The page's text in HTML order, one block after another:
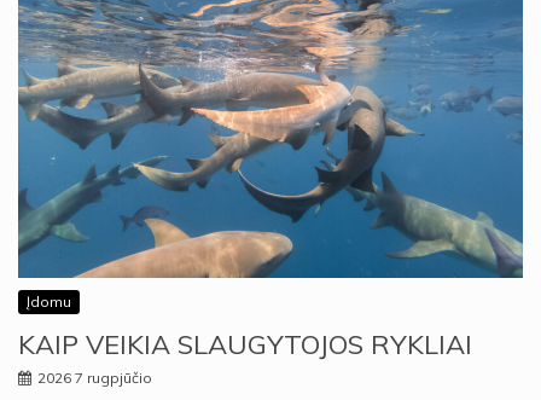
Įdomu
KAIP VEIKIA SLAUGYTOJOS RYKLIAI
2026 7 rugpjūčio